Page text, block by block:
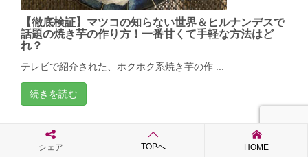
【徹底検証】マツコの知らない世界＆ヒルナンデスで
話題の焼き芋の作り方！一番甘くて手軽な方法はど
れ？
テレビで紹介された、ホクホク系焼き芋の作 ...
続きを読む
シェア TOPへ HOME